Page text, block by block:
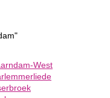
West